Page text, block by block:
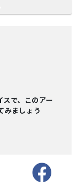
スで、このアー
みましょう